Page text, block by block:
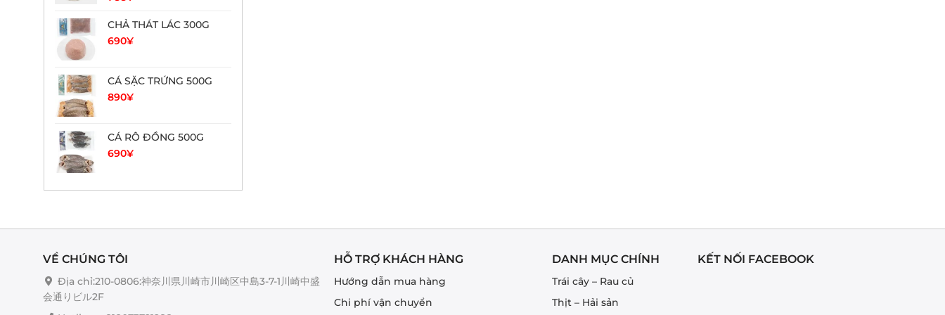
CHẢ THÁT LÁC 300G
690¥
CÁ SẶC TRỨNG 500G
890¥
CÁ RÔ ĐỒNG 500G
690¥
VỀ CHÚNG TÔI
Địa chỉ:210-0806:神奈川県川崎市川崎区中島3-7-1川崎中盛
会通りビル2F
HỖ TRỢ KHÁCH HÀNG
Hướng dẫn mua hàng
Chi phí vận chuyển
DANH MỤC CHÍNH
Trái cây – Rau củ
Thịt – Hải sản
KẾT NỐI FACEBOOK